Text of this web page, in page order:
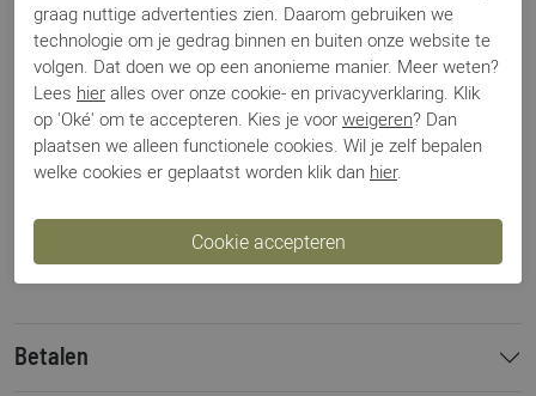
Specificaties
Merk
Nubikk
Artikelnummer
Billy Lou
Los voetbed
Ja
Categorie
Sneakers
Kleur
Blauw
Suede
Bestelcode
000003502
Betalen
graag nuttige advertenties zien. Daarom gebruiken we
technologie om je gedrag binnen en buiten onze website te
volgen. Dat doen we op een anonieme manier. Meer weten?
Lees hier alles over onze cookie- en privacyverklaring. Klik
op 'Oké' om te accepteren. Kies je voor weigeren? Dan
plaatsen we alleen functionele cookies. Wil je zelf bepalen
welke cookies er geplaatst worden klik dan hier.